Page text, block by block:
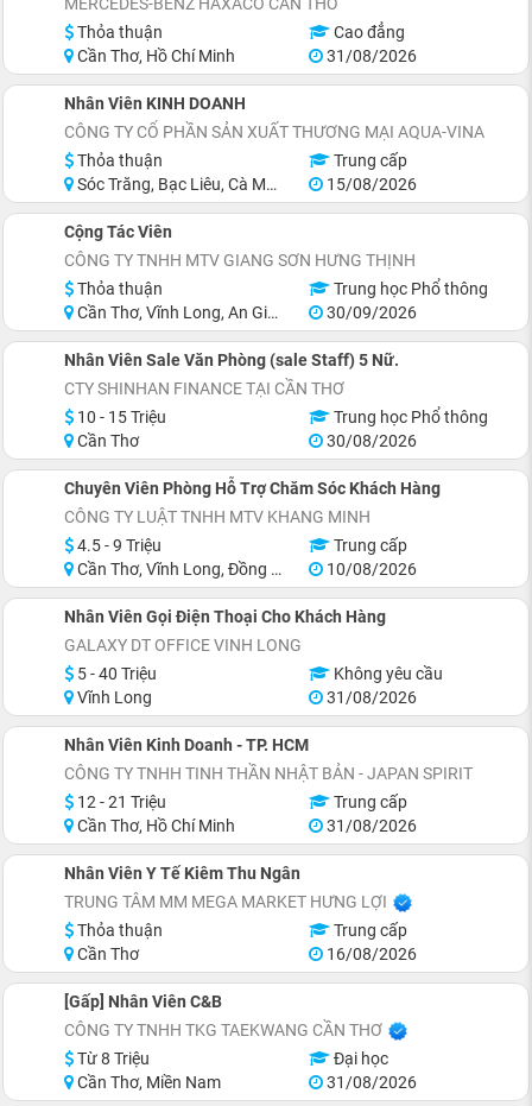
Thỏa thuận
Cao đẳng
Cần Thơ, Hồ Chí Minh
31/08/2026
Nhân Viên KINH DOANH
CÔNG TY CỔ PHẦN SẢN XUẤT THƯƠNG MẠI AQUA-VINA
Thỏa thuận
Trung cấp
Sóc Trăng, Bạc Liêu, Cà Mau
15/08/2026
Cộng Tác Viên
CÔNG TY TNHH MTV GIANG SƠN HƯNG THỊNH
Thỏa thuận
Trung học Phổ thông
Cần Thơ, Vĩnh Long, An Giang, Hậu Giang
30/09/2026
Nhân Viên Sale Văn Phòng (sale Staff) 5 Nữ.
CTY SHINHAN FINANCE TẠI CẦN THƠ
10 - 15 Triệu
Trung học Phổ thông
Cần Thơ
30/08/2026
Chuyên Viên Phòng Hỗ Trợ Chăm Sóc Khách Hàng
CÔNG TY LUẬT TNHH MTV KHANG MINH
4.5 - 9 Triệu
Trung cấp
Cần Thơ, Vĩnh Long, Đồng Tháp, Hậu Giang, Sóc Trăng, Cà Mau
10/08/2026
Nhân Viên Gọi Điện Thoại Cho Khách Hàng
GALAXY DT OFFICE VINH LONG
5 - 40 Triệu
Không yêu cầu
Vĩnh Long
31/08/2026
Nhân Viên Kinh Doanh - TP. HCM
CÔNG TY TNHH TINH THẦN NHẬT BẢN - JAPAN SPIRIT
12 - 21 Triệu
Trung cấp
Cần Thơ, Hồ Chí Minh
31/08/2026
Nhân Viên Y Tế Kiêm Thu Ngân
TRUNG TÂM MM MEGA MARKET HƯNG LỢI
Thỏa thuận
Trung cấp
Cần Thơ
16/08/2026
[Gấp] Nhân Viên C&B
CÔNG TY TNHH TKG TAEKWANG CẦN THƠ
Từ 8 Triệu
Đại học
Cần Thơ, Miền Nam
31/08/2026